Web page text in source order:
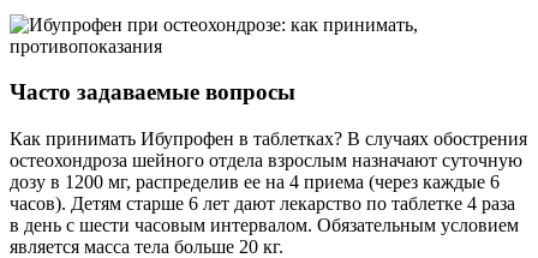
Часто задаваемые вопросы
Как принимать Ибупрофен в таблетках? В случаях обострения
остеохондроза шейного отдела взрослым назначают суточную
дозу в 1200 мг, распределив ее на 4 приема (через каждые 6
часов). Детям старше 6 лет дают лекарство по таблетке 4 раза
в день с шести часовым интервалом. Обязательным условием
является масса тела больше 20 кг.